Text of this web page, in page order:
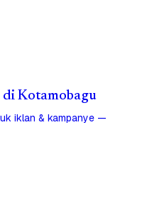
di Kotamobagu
iklan & kampanye —